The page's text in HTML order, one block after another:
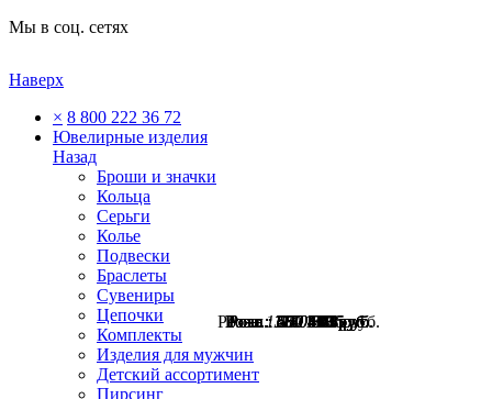
Розн.:1140 855руб.
Розн.:1380 1 035руб.
Розн.:550 413руб.
Розн.:1150 863руб.
Розн.:600 450руб.
Розн.:1130 848руб.
Розн.:480 360руб.
Розн.:750 563руб.
Розн.:600 450руб.
Мы в соц. сетях
Наверх
× 8 800 222 36 72
Ювелирные изделия
Назад
Броши и значки
Кольца
Серьги
Колье
Подвески
Браслеты
Сувениры
Цепочки
Комплекты
Изделия для мужчин
Детский ассортимент
Пирсинг